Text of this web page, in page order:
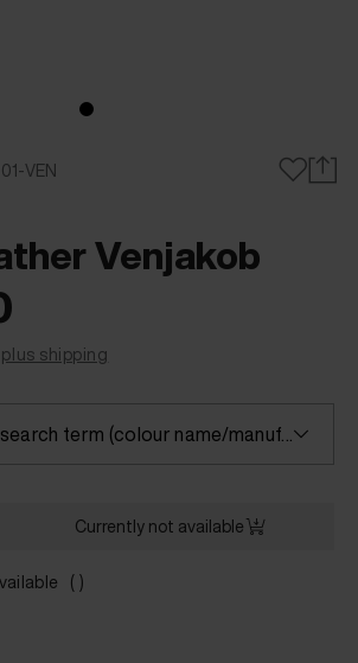
VEN
Venjakob
plus shipping
Please enter a search term (colour name/manufacturer) or select a colour
Currently not available
( )